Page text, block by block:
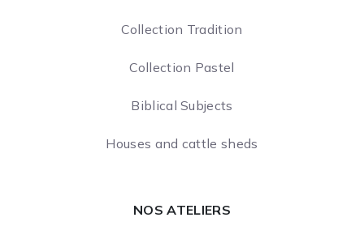
Collection Tradition
Collection Pastel
Biblical Subjects
Houses and cattle sheds
NOS ATELIERS